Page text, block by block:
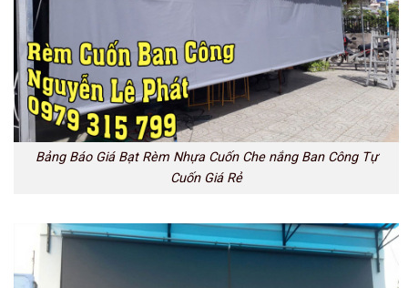
Bảng Báo Giá Bạt Rèm Nhựa Cuốn Che nắng Ban Công Tự
Cuốn Giá Rẻ